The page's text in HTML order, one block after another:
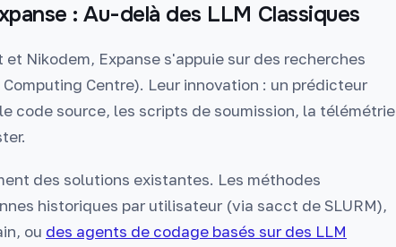
: Au-delà des LLM Classiques
et Nikodem, Expanse s'appuie sur des recherches
Centre). Leur innovation : un prédicteur
code source, les scripts de soumission, la télémétrie
des solutions existantes. Les méthodes
historiques par utilisateur (via sacct de SLURM),
ou des agents de codage basés sur des LLM